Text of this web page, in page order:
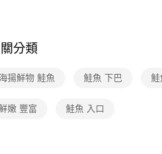
分類
海揚鮮物 鮭魚 鮭魚 下巴 鮭
嫩 豐富 鮭魚 入口